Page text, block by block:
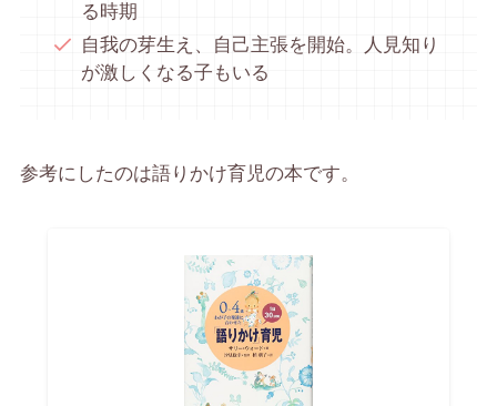
る時期
自我の芽生え、自己主張を開始。人見知り
が激しくなる子もいる
参考にしたのは語りかけ育児の本です。